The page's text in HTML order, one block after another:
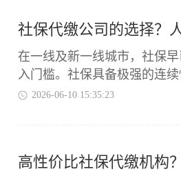
社保代缴公司的选择？
在一线及新一线城市，社保
入门槛。社保具备极强的连
2026-06-10 15:35:23
高性价比社保代缴机构